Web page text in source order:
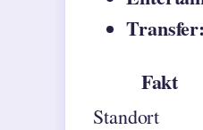
Transfer:
Fakt
Standort